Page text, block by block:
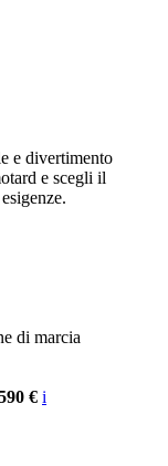
e divertimento
e scegli il
di marcia
€ i